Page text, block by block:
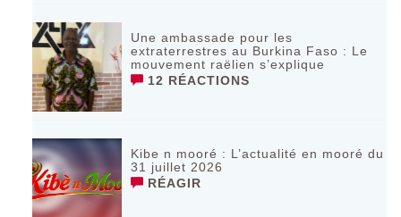
Une ambassade pour les
extraterrestres au Burkina Faso : Le
mouvement raëlien s’explique
12 RÉACTIONS
Kibe n mooré : L’actualité en mooré du
31 juillet 2026
RÉAGIR